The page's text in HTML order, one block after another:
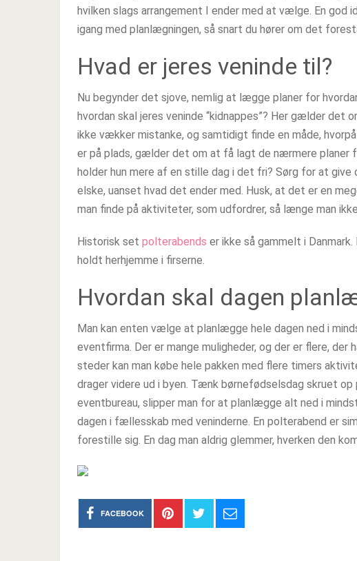
hvilken slags arrangement I ender med at vælge. En god
igang med planlægningen, så snart du hører om det
Hvad er jeres veninde til?
Nu begynder det sjove, nemlig at lægge planer for
hvordan skal jeres veninde “kidnappes”? Her gælder det
ikke vækker mistanke, og samtidigt finde en måde,
er på plads, gælder det om at få lagt de nærmere planer
holder hun mere af en stille dag i det fri? Sørg for at give
elske, uanset hvad det ender med. Husk, at det er en
man finde på aktiviteter, som udfordrer, så længe man
Historisk set polterabends er ikke så gammelt i
holdt herhjemme i firserne.
Hvordan skal dagen
Man kan enten vælge at planlægge hele dagen ned i
eventfirma. Der er mange muligheder, og der er flere,
steder kan man købe hele pakken med flere timers
drager videre ud i byen. Tænk børnefødselsdag skruet op
eventbureau, slipper man for at planlægge alt ned i
dagen i fællesskab med veninderne. En polterabend er
forestille sig. En dag man aldrig glemmer, hverken den
FACEBOOK